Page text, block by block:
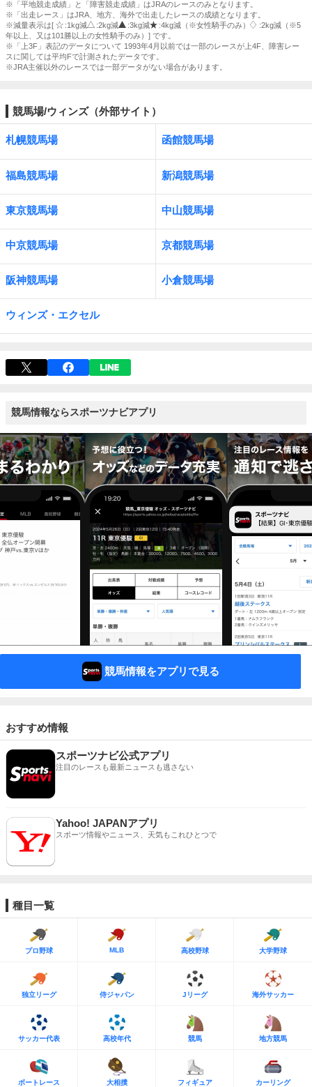
※「平地競走成績」と「障害競走成績」はJRAのレースのみとなります。
※「出走レース」はJRA、地方、海外で出走したレースの成績となります。
※減量表示は[
:1kg減 :2kg減 :3kg減 :4kg減（※女性騎手のみ）
:2kg減（※5
年以上、又は101勝以上の女性騎手のみ）] です。
※「上3F」表記のデータについて 1993年4月以前では一部のレースが上4F、障害レー
スに関しては平均Fで計測されたデータです。
※JRA主催以外のレースでは一部データがない場合があります。
競馬場/ウィンズ（外部サイト）
札幌競馬場 函館競馬場
福島競馬場 新潟競馬場
東京競馬場 中山競馬場
中京競馬場 京都競馬場
阪神競馬場 小倉競馬場
ウィンズ・エクセル
競馬情報ならスポーツナビアプリ
競馬情報をアプリで見る
おすすめ情報
スポーツナビ公式アプリ
注目のレースも最新ニュースも逃さない
Yahoo! JAPANアプリ
スポーツ情報やニュース、天気もこれひとつで
種目一覧
プロ野球 MLB 高校野球 大学野球
独立リーグ 侍ジャパン Jリーグ 海外サッカー
サッカー代表 高校年代 競馬 地方競馬
ボートレース 大相撲 フィギュア カーリング